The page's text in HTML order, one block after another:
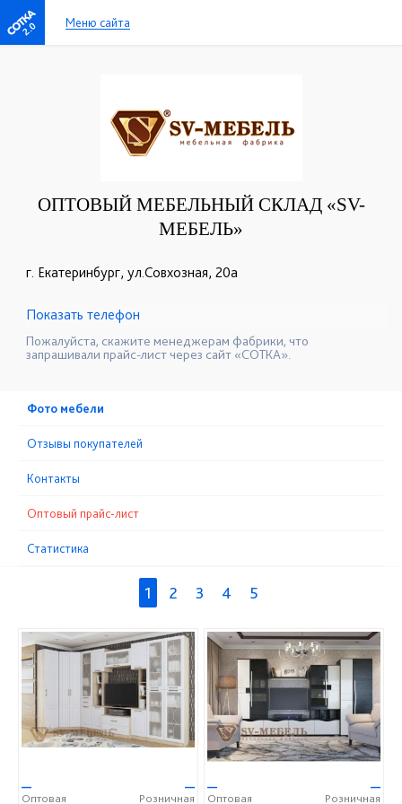
2.0 Меню сайта
ОПТОВЫЙ МЕБЕЛЬНЫЙ СКЛАД «SV-
МЕБЕЛЬ»
г. Екатеринбург, ул.Совхозная, 20а
☎+7-909-700-70-58
Показать телефон
Пожалуйста, скажите менеджерам фабрики, что
запрашивали прайс-лист через сайт «СОТКА».
Фото мебели
Отзывы покупателей
Контакты
Оптовый прайс-лист
Статистика
1 2 3 4 5
—
Оптовая
—
Розничная
—
Оптовая
—
Розничная